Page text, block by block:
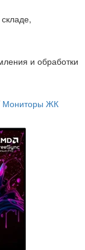
и обработки
Мониторы ЖК